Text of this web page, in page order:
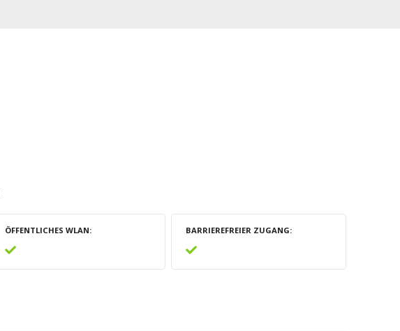
ÖFFENTLICHES WLAN BARRIEREFREIER ZUGANG